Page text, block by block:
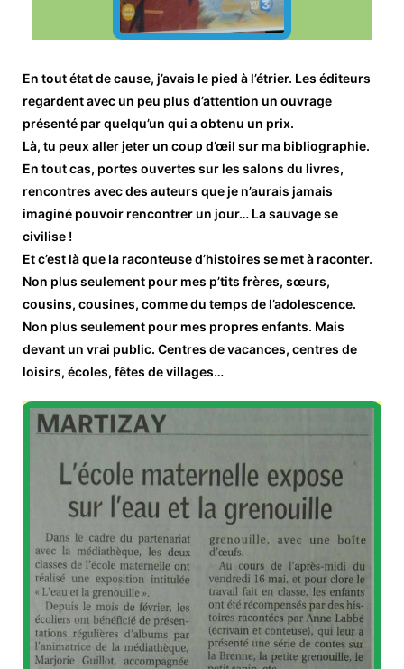
En tout état de cause, j’avais le pied à l’étrier. Les éditeurs
regardent avec un peu plus d’attention un ouvrage
présenté par quelqu’un qui a obtenu un prix.
Là, tu peux aller jeter un coup d’œil sur ma bibliographie.
En tout cas, portes ouvertes sur les salons du livres,
rencontres avec des auteurs que je n’aurais jamais
imaginé pouvoir rencontrer un jour… La sauvage se
civilise !
Et c’est là que la raconteuse d’histoires se met à raconter.
Non plus seulement pour mes p’tits frères, sœurs,
cousins, cousines, comme du temps de l’adolescence.
Non plus seulement pour mes propres enfants. Mais
devant un vrai public. Centres de vacances, centres de
loisirs, écoles, fêtes de villages…